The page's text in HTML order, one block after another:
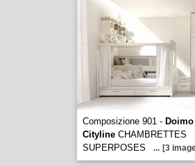
Composizione 901 -
CitylineCHAMBRETTES
SUPERPOSES
... [3